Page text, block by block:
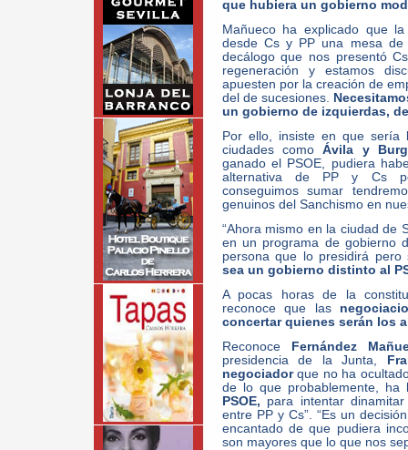
que hubiera un gobierno
Mañueco ha explicado que
desde Cs y PP una mesa
decálogo que nos presentó
regeneración y estamos
apuesten por la creación de
del de sucesiones.
un gobierno de izquierdas,
Por ello, insiste en que sería
ciudades comoÁvila y
ganado el PSOE, pudiera
alternativa de PP y Cs
conseguimos sumar
genuinos del Sanchismo en
“Ahora mismo en la ciudad de
en un programa de gobierno
persona que lo presidirá
sea un gobierno distinto al
A pocas horas de la
reconoce que las
concertar quienes serán los
Reconoce
Fernández
presidencia de la Junta,
negociador que no ha
de lo que probablemente, ha
PSOE, para intentar
entre PP y Cs”. “Es un
encantado de que pudiera
son mayores que lo que nos